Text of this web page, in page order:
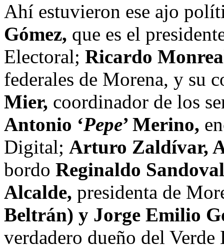
Ahí estuvieron ese ajo
Gómez, que es el
Electoral; Ricardo
federales de Morena, y su
Mier, coordinador de los
Antonio ‘Pepe’ Merino,
Digital; Arturo Zaldívar,
bordo Reginaldo
Alcalde, presidenta de
Beltrán) y Jorge Emilio
verdadero dueño del Verde